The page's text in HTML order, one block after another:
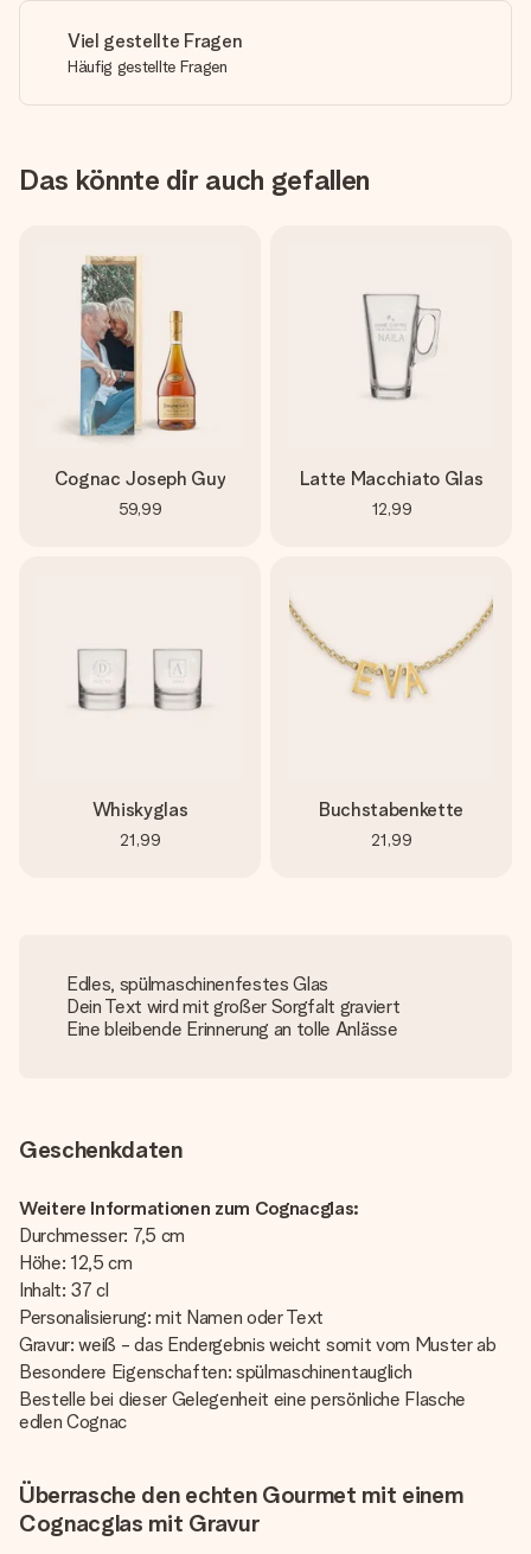
Viel gestellte Fragen
Häufig gestellte Fragen
Das könnte dir auch gefallen
Cognac Joseph Guy
59,99
Latte Macchiato Glas
12,99
Whiskyglas
21,99
Buchstabenkette
21,99
Edles, spülmaschinenfestes Glas
Dein Text wird mit großer Sorgfalt graviert
Eine bleibende Erinnerung an tolle Anlässe
Geschenkdaten
Weitere Informationen zum Cognacglas:
Durchmesser: 7,5 cm
Höhe: 12,5 cm
Inhalt: 37 cl
Personalisierung: mit Namen oder Text
Gravur: weiß - das Endergebnis weicht somit vom Muster ab
Besondere Eigenschaften: spülmaschinentauglich
Bestelle bei dieser Gelegenheit eine persönliche Flasche
edlen Cognac
Überrasche den echten Gourmet mit einem
Cognacglas mit Gravur